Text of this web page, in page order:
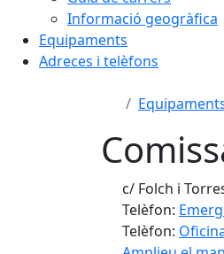
Informació geogràfica
Equipaments
Adreces i telèfons
c/ Folch i
Telèfon:
Telèfon: